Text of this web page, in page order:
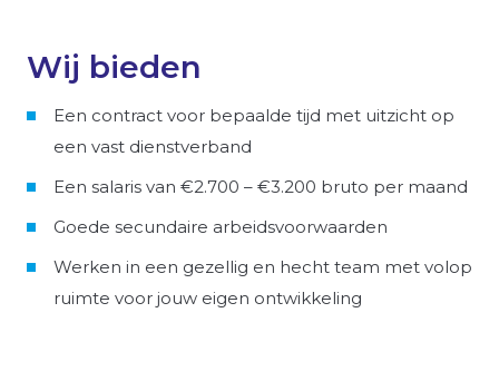
Wij bieden
Een contract voor bepaalde tijd met uitzicht op
een vast dienstverband
Een salaris van €2.700 – €3.200 bruto per maand
Goede secundaire arbeidsvoorwaarden
Werken in een gezellig en hecht team met volop
ruimte voor jouw eigen ontwikkeling